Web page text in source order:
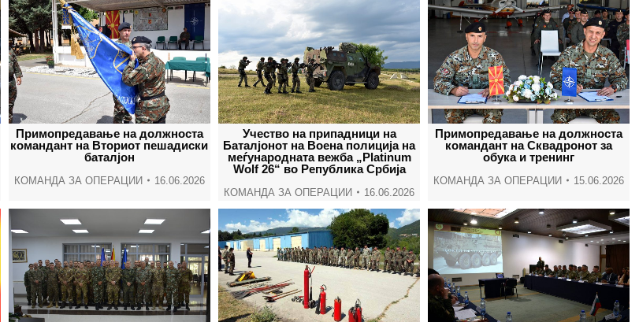
Примопредавање на должноста
командант на Вториот пешадиски
баталјон
КОМАНДА ЗА ОПЕРАЦИИ 16.06.2026
Учество на припадници на
Баталјонот на Воена полиција на
меѓународната вежба „Platinum
Wolf 26“ во Република Србија
КОМАНДА ЗА ОПЕРАЦИИ 16.06.2026
Примопредавање на должноста
командант на Сквадронот за
обука и тренинг
КОМАНДА ЗА ОПЕРАЦИИ 15.06.2026